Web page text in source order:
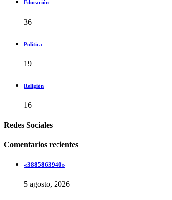
Educación
36
Politica
19
Religión
16
Redes Sociales
Comentarios recientes
«3885863940»
5 agosto, 2026